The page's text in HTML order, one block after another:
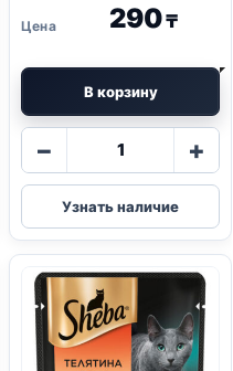
290₸
В корзину
−
Количество
Sheba
(ГОВЯДИНА)
паштет
в
75г
+
Узнать наличие